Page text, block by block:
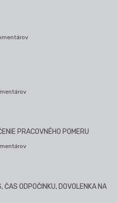
PRACOVNÉHO POMERU
ČAS ODPOČINKU, DOVOLENKA NA